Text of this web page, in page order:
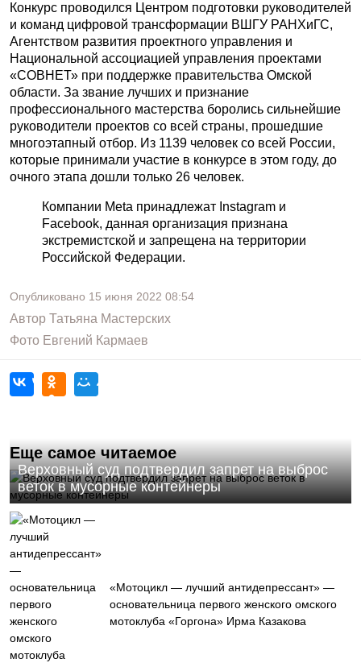
Конкурс проводился Центром подготовки руководителей
и команд цифровой трансформации ВШГУ РАНХиГС,
Агентством развития проектного управления и
Национальной ассоциацией управления проектами
«СОВНЕТ» при поддержке правительства Омской
области. За звание лучших и признание
профессионального мастерства боролись сильнейшие
руководители проектов со всей страны, прошедшие
многоэтапный отбор. Из 1139 человек со всей России,
которые принимали участие в конкурсе в этом году, до
очного этапа дошли только 26 человек.
Компании Meta принадлежат Instagram и
Facebook, данная организация признана
экстремистской и запрещена на территории
Российской Федерации.
Опубликовано 15 июня 2022 08:54
Автор Татьяна Мастерских
Фото Евгений Кармаев
Еще самое читаемое
Верховный суд подтвердил запрет на выброс
веток в мусорные контейнеры
«Мотоцикл — лучший антидепрессант» —
основательница первого женского омского
мотоклуба «Горгона» Ирма Казакова